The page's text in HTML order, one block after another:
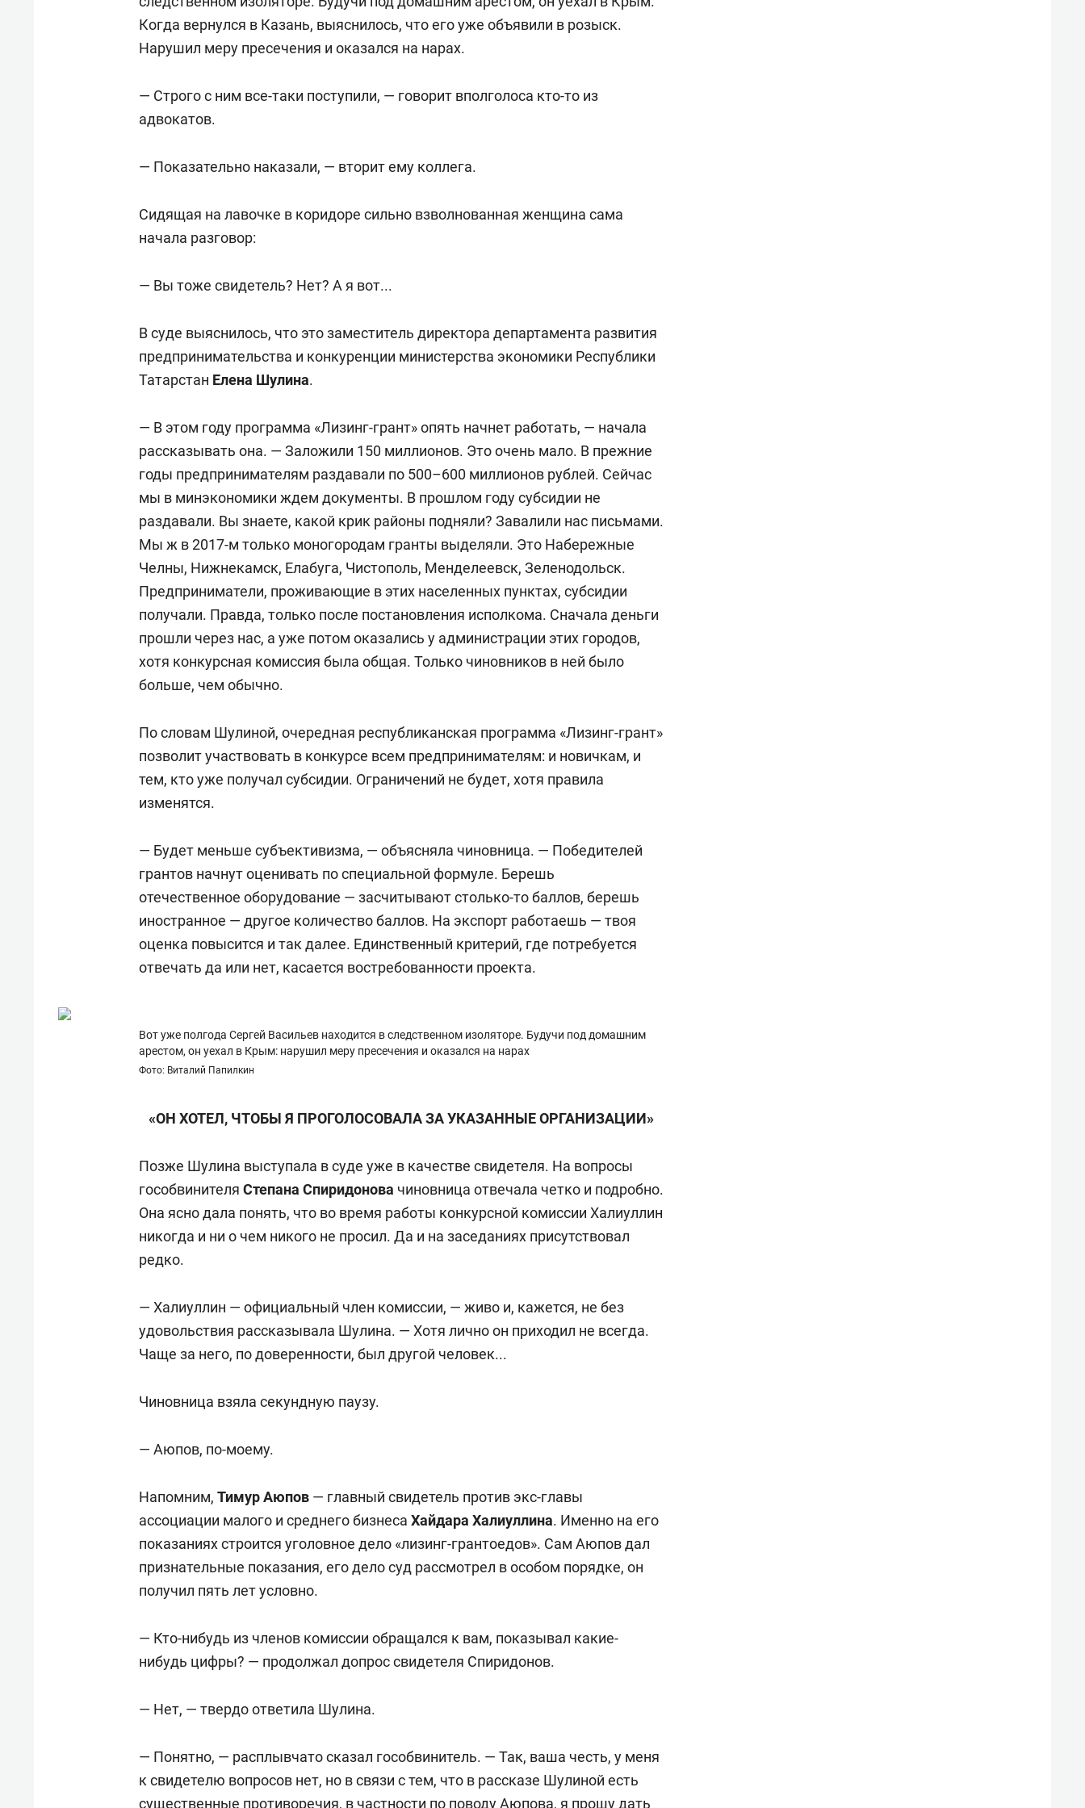
Когда вернулся в Казань, выяснилось, что его уже объявили в розыск.
Нарушил меру пресечения и оказался на нарах.
— Строго с ним все-таки поступили, — говорит вполголоса кто-то из
адвокатов.
— Показательно наказали, — вторит ему коллега.
Сидящая на лавочке в коридоре сильно взволнованная женщина сама
начала разговор:
— Вы тоже свидетель? Нет? А я вот...
В суде выяснилось, что это заместитель директора департамента развития
предпринимательства и конкуренции министерства экономики Республики
Татарстан Елена Шулина.
— В этом году программа «Лизинг-грант» опять начнет работать, — начала
рассказывать она. — Заложили 150 миллионов. Это очень мало. В прежние
годы предпринимателям раздавали по 500–600 миллионов рублей. Сейчас
мы в минэкономики ждем документы. В прошлом году субсидии не
раздавали. Вы знаете, какой крик районы подняли? Завалили нас письмами.
Мы ж в 2017-м только моногородам гранты выделяли. Это Набережные
Челны, Нижнекамск, Елабуга, Чистополь, Менделеевск, Зеленодольск.
Предприниматели, проживающие в этих населенных пунктах, субсидии
получали. Правда, только после постановления исполкома. Сначала деньги
прошли через нас, а уже потом оказались у администрации этих городов,
хотя конкурсная комиссия была общая. Только чиновников в ней было
больше, чем обычно.
По словам Шулиной, очередная республиканская программа «Лизинг-грант»
позволит участвовать в конкурсе всем предпринимателям: и новичкам, и
тем, кто уже получал субсидии. Ограничений не будет, хотя правила
изменятся.
— Будет меньше субъективизма, — объясняла чиновница. — Победителей
грантов начнут оценивать по специальной формуле. Берешь
отечественное оборудование — засчитывают столько-то баллов, берешь
иностранное — другое количество баллов. На экспорт работаешь — твоя
оценка повысится и так далее. Единственный критерий, где потребуется
отвечать да или нет, касается востребованности проекта.
Вот уже полгода Сергей Васильев находится в следственном изоляторе. Будучи под домашним
арестом, он уехал в Крым: нарушил меру пресечения и оказался на нарах
Фото: Виталий Папилкин
«ОН ХОТЕЛ, ЧТОБЫ Я ПРОГОЛОСОВАЛА ЗА УКАЗАННЫЕ ОРГАНИЗАЦИИ»
Позже Шулина выступала в суде уже в качестве свидетеля. На вопросы
гособвинителя Степана Спиридонова чиновница отвечала четко и подробно.
Она ясно дала понять, что во время работы конкурсной комиссии Халиуллин
никогда и ни о чем никого не просил. Да и на заседаниях присутствовал
редко.
— Халиуллин — официальный член комиссии, — живо и, кажется, не без
удовольствия рассказывала Шулина. — Хотя лично он приходил не всегда.
Чаще за него, по доверенности, был другой человек...
Чиновница взяла секундную паузу.
— Аюпов, по-моему.
Напомним, Тимур Аюпов — главный свидетель против экс-главы
ассоциации малого и среднего бизнеса Хайдара Халиуллина. Именно на его
показаниях строится уголовное дело «лизинг-грантоедов». Сам Аюпов дал
признательные показания, его дело суд рассмотрел в особом порядке, он
получил пять лет условно.
— Кто-нибудь из членов комиссии обращался к вам, показывал какие-
нибудь цифры? — продолжал допрос свидетеля Спиридонов.
— Нет, — твердо ответила Шулина.
— Понятно, — расплывчато сказал гособвинитель. — Так, ваша честь, у меня
к свидетелю вопросов нет, но в связи с тем, что в рассказе Шулиной есть
существенные противоречия, в частности по поводу Аюпова, я прошу дать